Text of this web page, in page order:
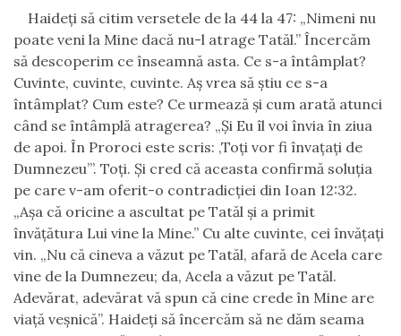
Haideţi să citim versetele de la 44 la 47: „Nimeni nu
poate veni la Mine dacă nu-l atrage Tatăl.” Încercăm
să descoperim ce înseamnă asta. Ce s-a întâmplat?
Cuvinte, cuvinte, cuvinte. Aş vrea să ştiu ce s-a
întâmplat? Cum este? Ce urmează şi cum arată atunci
când se întâmplă atragerea? „Și Eu îl voi învia în ziua
de apoi. În Proroci este scris: ‚Toţi vor fi învaţaţi de
Dumnezeu’”. Toţi. Şi cred că aceasta confirmă soluţia
pe care v-am oferit-o contradicţiei din Ioan 12:32.
„Aşa că oricine a ascultat pe Tatăl şi a primit
învăţătura Lui vine la Mine.” Cu alte cuvinte, cei învățați
vin. „Nu că cineva a văzut pe Tatăl, afară de Acela care
vine de la Dumnezeu; da, Acela a văzut pe Tatăl.
Adevărat, adevărat vă spun că cine crede în Mine are
viaţă veşnică”. Haideţi să încercăm să ne dăm seama